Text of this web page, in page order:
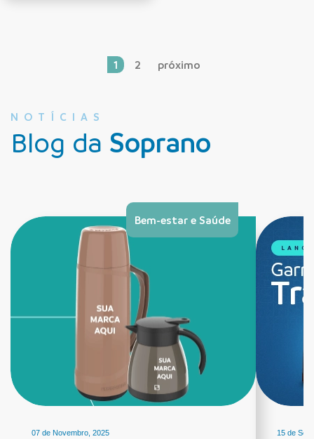
1 2 próximo
NOTÍCIAS
Blog da Soprano
Bem-estar e Saúde
07 de Novembro, 2025 15 de